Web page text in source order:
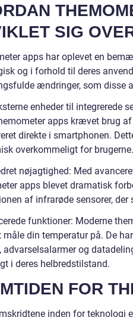
SIG
apps har oplevet en
og i forhold til deres
ændringer, som disse
enheder til integrerede
apps krævet brug af
direkte i smartphonen.
overkommeligt for brugerne.
nøjagtighed: Med
apps blevet dramatisk
af infrarøde sensorer,
funktioner: Moderne
måle din temperatur på. De
advarselsalarmer og
i deres helbredstilstand.
FOR
inden for teknologi